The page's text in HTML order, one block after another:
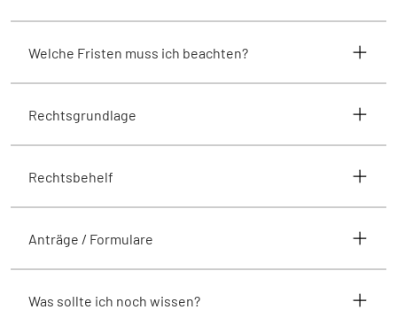
Welche Fristen muss ich beachten?
Rechtsgrundlage
Rechtsbehelf
Anträge / Formulare
Was sollte ich noch wissen?